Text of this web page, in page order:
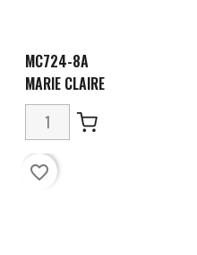
MC724-8A
MARIE CLAIRE
favorite_border